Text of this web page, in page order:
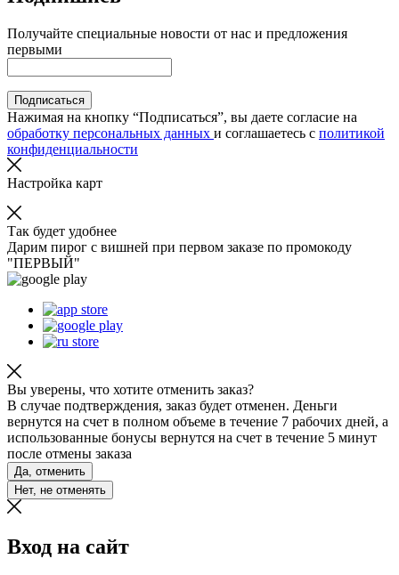
Получайте специальные новости от нас и предложения
первыми
Подписаться
Нажимая на кнопку “Подписаться”, вы даете согласие на
обработку персональных данных и соглашаетесь с политикой
конфиденциальности
Настройка карт
Так будет удобнее
Дарим пирог с вишней при первом заказе по промокоду
"ПЕРВЫЙ"
Вы уверены, что хотите отменить заказ?
В случае подтверждения, заказ будет отменен. Деньги
вернутся на счет в полном объеме в течение 7 рабочих дней, а
использованные бонусы вернутся на счет в течение 5 минут
после отмены заказа
Да, отменить
Нет, не отменять
Вход на сайт